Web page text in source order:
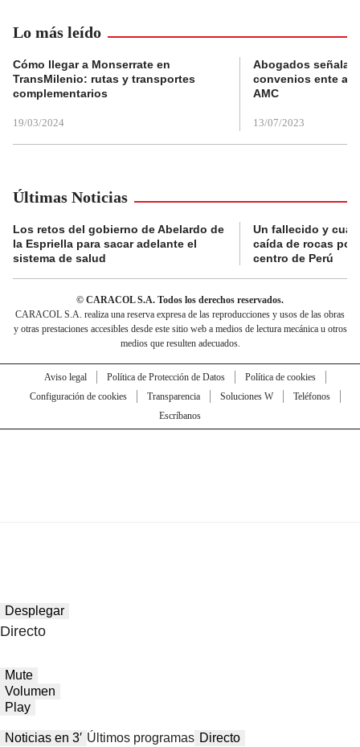
Lo más leído
Cómo llegar a Monserrate en
TransMilenio: rutas y transportes
complementarios
19/03/2024
Abogados
convenios ente
AMC
13/07/2023
Últimas Noticias
Los retos del gobierno de Abelardo de
la Espriella para sacar adelante el
sistema de salud
Un fallecido y
caída de rocas por
centro de Perú
© CARACOL S.A. Todos los derechos reservados.
CARACOL S.A. realiza una reserva expresa de las reproducciones y usos de las obras
y otras prestaciones accesibles desde este sitio web a medios de lectura mecánica u otros
medios que resulten adecuados.
Aviso legal Política de Protección de Datos
Política de cookies
Configuración de cookies
Transparencia Soluciones W
Teléfonos
Escríbanos
Desplegar
Directo
Mute
Volumen
Play
Noticias en 3′ Últimos programas Directo